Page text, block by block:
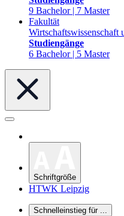
9 Bachelor | 7 Master
Fakultät
Wirtschaftswissenschaft
Studiengänge
6 Bachelor | 5 Master
Schriftgröße
HTWK Leipzig
Schnelleinstieg für ...